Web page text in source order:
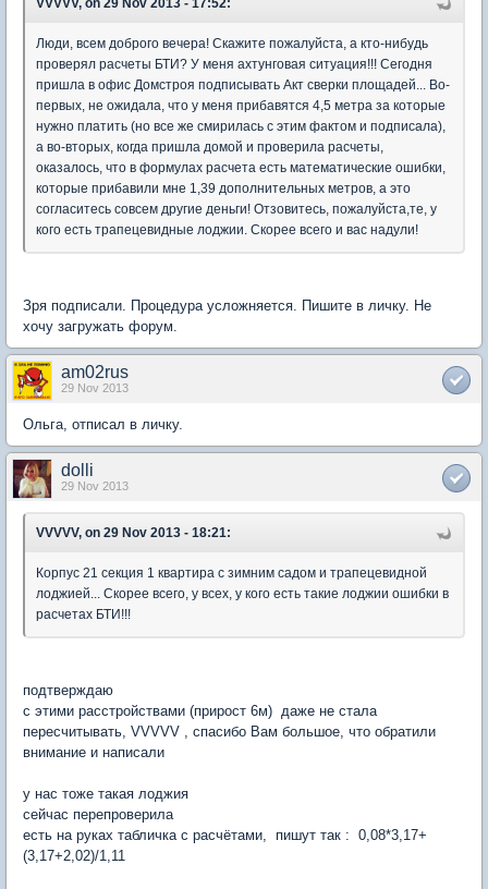
VVVVV, on 29 Nov 2013 - 17:52:
Люди, всем доброго вечера! Скажите пожалуйста, а кто-нибудь
проверял расчеты БТИ? У меня ахтунговая ситуация!!! Сегодня
пришла в офис Домстроя подписывать Акт сверки площадей... Во-
первых, не ожидала, что у меня прибавятся 4,5 метра за которые
нужно платить (но все же смирилась с этим фактом и подписала),
а во-вторых, когда пришла домой и проверила расчеты,
оказалось, что в формулах расчета есть математические ошибки,
которые прибавили мне 1,39 дополнительных метров, а это
согласитесь совсем другие деньги! Отзовитесь, пожалуйста,те, у
кого есть трапецевидные лоджии. Скорее всего и вас надули!
Зря подписали. Процедура усложняется. Пишите в личку. Не
хочу загружать форум.
am02rus
29 Nov 2013
Ольга, отписал в личку.
dolli
29 Nov 2013
VVVVV, on 29 Nov 2013 - 18:21:
Корпус 21 секция 1 квартира с зимним садом и трапецевидной
лоджией... Скорее всего, у всех, у кого есть такие лоджии ошибки в
расчетах БТИ!!!
подтверждаю
с этими расстройствами (прирост 6м) даже не стала
пересчитывать, VVVVV , спасибо Вам большое, что обратили
внимание и написали
у нас тоже такая лоджия
сейчас перепроверила
есть на руках табличка с расчётами, пишут так : 0,08*3,17+
(3,17+2,02)/1,11